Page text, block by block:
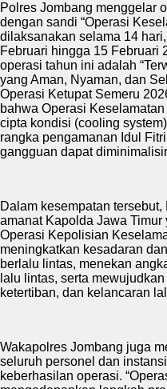
Polres Jombang menggelar
dengan sandi “Operasi
dilaksanakan selama 14
Februari hingga 15 Februari
operasi tahun ini adalah
yang Aman, Nyaman, dan
Operasi Ketupat Semeru
bahwa Operasi
cipta kondisi (cooling
rangka pengamanan Idul
gangguan dapat
Dalam kesempatan
amanat Kapolda Jawa
Operasi Kepolisian
meningkatkan kesadaran
berlalu lintas, menekan
lalu lintas, serta
ketertiban, dan kelancaran
Wakapolres Jombang juga
seluruh personel dan
keberhasilan operasi.